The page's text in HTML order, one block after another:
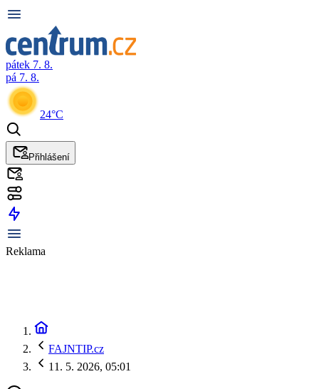
pátek 7. 8.
pá 7. 8.
24°C
Přihlášení
Reklama
FAJNTIP.cz
11. 5. 2026, 05:01